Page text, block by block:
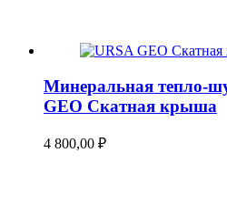
Минеральная тепло-
GEO Скатная крыша
4 800,00 ₽